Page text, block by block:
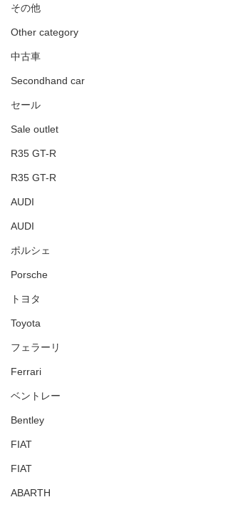
その他
Other category
中古車
Secondhand car
セール
Sale outlet
R35 GT-R
R35 GT-R
AUDI
AUDI
ポルシェ
Porsche
トヨタ
Toyota
フェラーリ
Ferrari
ベントレー
Bentley
FIAT
FIAT
ABARTH